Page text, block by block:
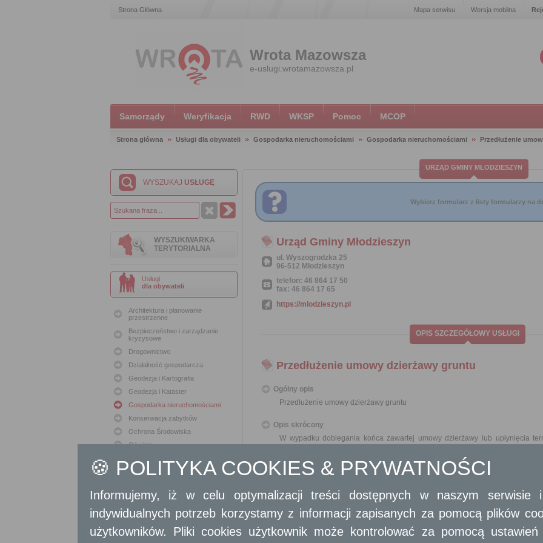
Strona Główna Mapa serwisu Wersja mobilna
Wrota Mazowsza
e-uslugi.wrotamazowsza.pl
Samorządy Weryfikacja RWD WKSP Pomoc MCOP
Strona główna Usługi dla obywateli Gospodarka nieruchomościami Gospodarka nieruchomościami Przedłużenie
WYSZUKAJ USŁUGĘ
WYSZUKIWARKA
TERYTORIALNA
Usługi
dla obywateli
Architektura i planowanie
przestrzenne
Bezpieczeństwo i zarządzanie
kryzysowe
Drogownictwo
Działalność gospodarcza
Geodezja i Kartografia
Geodezja i Kataster
Gospodarka nieruchomościami
Konserwacja zabytków
Ochrona Środowiska
Oświata
Polityka lokalowa
Skargi i wnioski
Sport i Rekreacja
Sprawy komunikacyjne
URZĄD GMINY MŁODZIESZYN
Wybierz formularz z listy formularzy na
Urząd Gminy Młodzieszyn
ul. Wyszogrodzka 25
96-512 Młodzieszyn
telefon: 46 864 17 50
fax: 46 864 17 65
https://mlodzieszyn.pl
OPIS SZCZEGÓŁOWY USŁUGI
Przedłużenie umowy dzierżawy gruntu
Ogólny opis
Przedłużenie umowy dzierżawy gruntu
Opis skrócony
W wypadku dobiegania końca zawartej umowy dzierżawy lub upłynięcia
w szczególności o zawarcie aneksu do obowiązującej umowy dzierżawy o jej
Wniosek o przedłużenie umowy dzierżawy powinien zawierać opis
dotyczące dotychczasowej umowy.
W przypadku spółki cywilnej do wniosku należy dołączyć kserokopię umowy.
W przypadku Partii politycznej do wniosku należy dołączyć - kserokopię
W przypadku osób fizycznych do wniosku należy dołączyć dokument
🍪 POLITYKA COOKIES & PRYWATNOŚCI
Informujemy, iż w celu optymalizacji treści dostępnych w naszym serwisie
indywidualnych potrzeb korzystamy z informacji zapisanych za pomocą plików
użytkowników. Pliki cookies użytkownik może kontrolować za pomocą